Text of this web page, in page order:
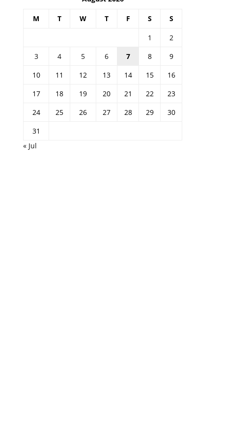
M T W T F S S
1
2
3
4 5 6 7 8
9
10
11 12 13 14 15
16
17
18 19 20 21 22
23
24
25 26 27 28 29
30
31
« Jul